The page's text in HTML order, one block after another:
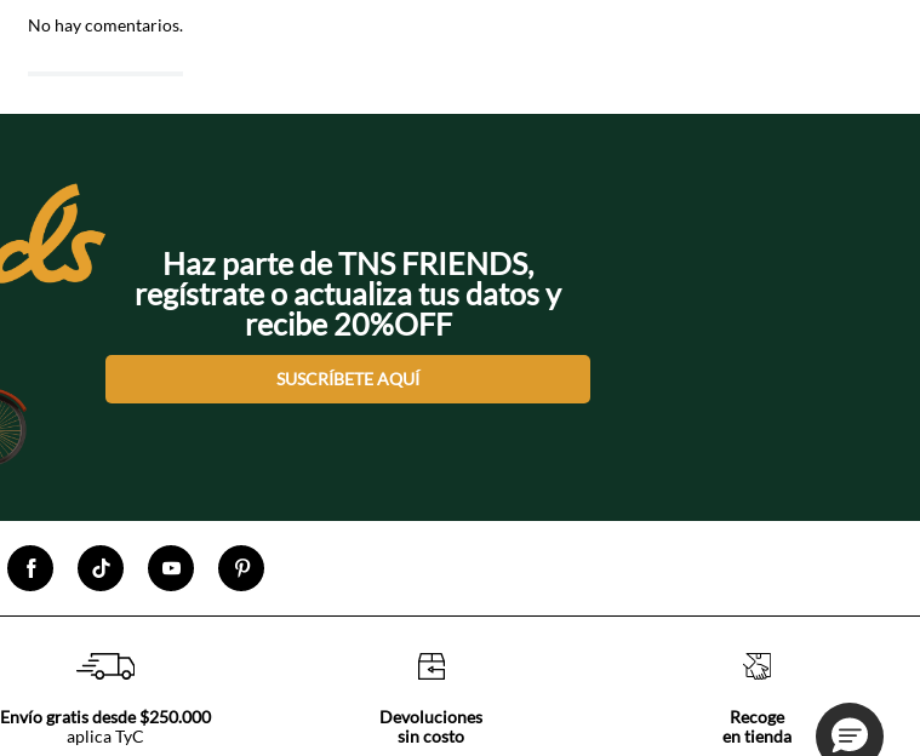
No hay comentarios.
Haz parte de TNS FRIENDS,
regístrate o actualiza tus datos y
recibe 20%OFF
SUSCRÍBETE AQUÍ
Envío gratis desde $250.000
aplica TyC
Devoluciones
sin costo
Recoge
en tienda